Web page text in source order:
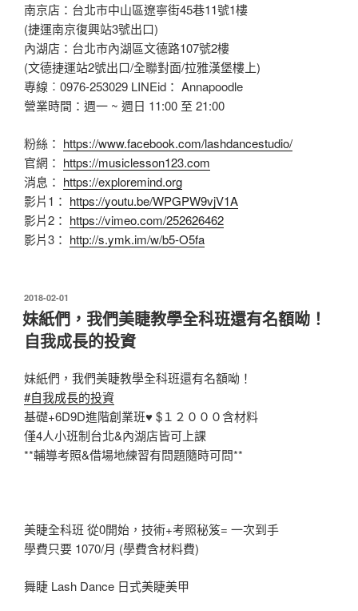
南京店：台北市中山區遼寧街45巷11號1樓
(捷運南京復興站3號出口)
內湖店：台北市內湖區文德路107號2樓
(文德捷運站2號出口/全聯對面/拉雅漢堡樓上)
專線︰0976-253029 LINEid： Annapoodle
營業時間：週一 ~ 週日 11:00 至 21:00
粉絲： https://www.facebook.com/lashdancestudio/
官網： https://musiclesson123.com
消息： https://exploremind.org
影片1： https://youtu.be/WPGPW9vjV1A
影片2： https://vimeo.com/252626462
影片3： http://s.ymk.im/w/b5-O5fa
發
佈
於
2018-02-01
妹紙們，我們美睫教學全科班還有名額呦！
自我成長的投資
妹紙們，我們美睫教學全科班還有名額呦！
#自我成長的投資
基礎+6D9D進階創業班♥ $１２０００含材料
僅4人小班制台北&內湖店皆可上課
**輔導考照&借場地練習有問題隨時可問**
美睫全科班 從0開始，技術+考照秘笈= 一次到手
學費只要 1070/月 (學費含材料費)
舞睫 Lash Dance 日式美睫美甲